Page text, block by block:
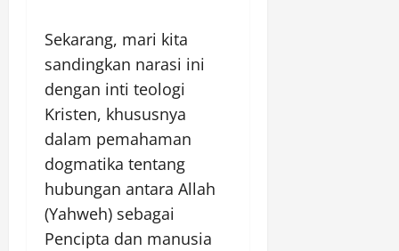
Sekarang, mari kita
sandingkan narasi ini
dengan inti teologi
Kristen, khususnya
dalam pemahaman
dogmatika tentang
hubungan antara Allah
(Yahweh) sebagai
Pencipta dan manusia